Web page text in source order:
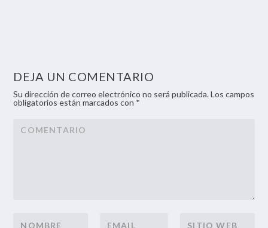
DEJA UN COMENTARIO
Su dirección de correo electrónico no será publicada. Los campos
obligatorios están marcados con *